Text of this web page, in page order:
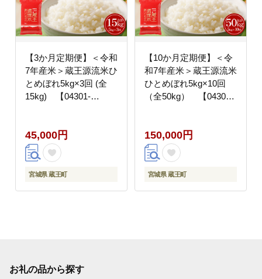
【3か月定期便】＜令和
7年産米＞蔵王源流米ひ
とめぼれ5kg×3回 (全
15kg) 【04301-
45,000円
宮城県 蔵王町
【10か月定期便】＜令
和7年産米＞蔵王源流米
ひとめぼれ5kg×10回
（全50kg） 【04301-
150,000円
宮城県 蔵王町
お礼の品から探す